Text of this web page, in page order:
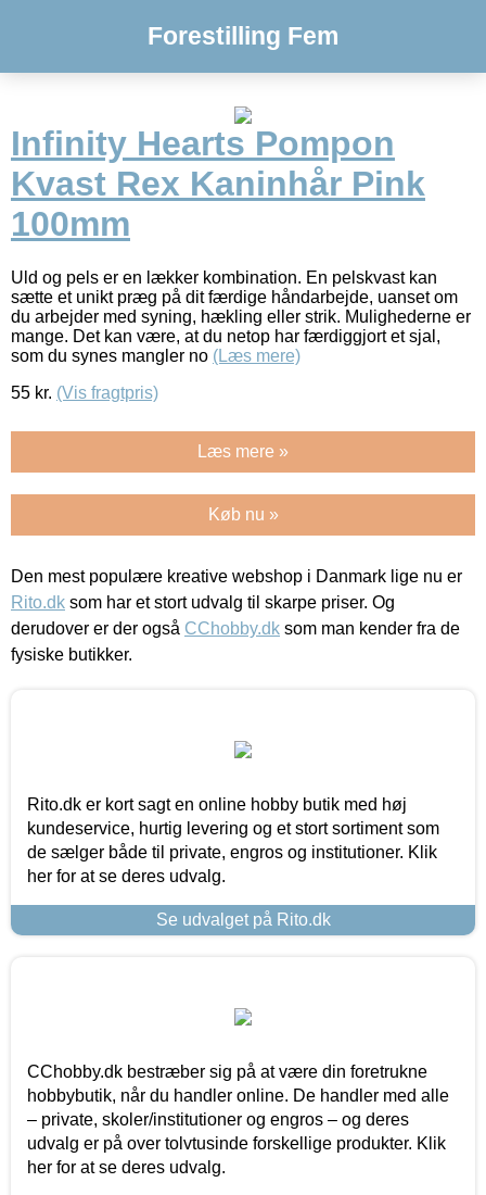
Forestilling Fem
Infinity Hearts Pompon
Kvast Rex Kaninhår Pink
100mm
Uld og pels er en lækker kombination. En pelskvast kan
sætte et unikt præg på dit færdige håndarbejde, uanset om
du arbejder med syning, hækling eller strik. Mulighederne er
mange. Det kan være, at du netop har færdiggjort et sjal,
som du synes mangler no (Læs mere)
55 kr. (Vis fragtpris)
Læs mere »
Køb nu »
Den mest populære kreative webshop i Danmark lige nu er
Rito.dk som har et stort udvalg til skarpe priser. Og
derudover er der også CChobby.dk som man kender fra de
fysiske butikker.
Rito.dk er kort sagt en online hobby butik med høj
kundeservice, hurtig levering og et stort sortiment som
de sælger både til private, engros og institutioner. Klik
her for at se deres udvalg.
Se udvalget på Rito.dk
CChobby.dk bestræber sig på at være din foretrukne
hobbybutik, når du handler online. De handler med alle
– private, skoler/institutioner og engros – og deres
udvalg er på over tolvtusinde forskellige produkter. Klik
her for at se deres udvalg.